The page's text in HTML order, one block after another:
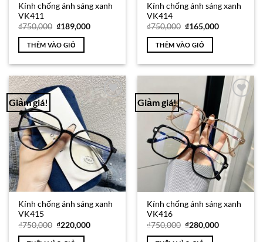
Kính chống ánh sáng xanh
VK411
₫750,000 Giá
là:
₫750,000.
₫189,000Giá
THÊM VÀO GIỎ
Kính chống ánh sáng xanh
VK414
₫750,000 Giá
là:
₫750,000.
₫165,000Giá
THÊM VÀO GIỎ
Giảm giá!
Add to
Wishlist
Kính chống ánh sáng xanh
VK415
₫750,000 Giá
là:
₫220,000Giá
Giảm giá!
Add to
Wishlist
Kính chống ánh sáng xanh
VK416
₫750,000 Giá
là:
₫280,000Giá